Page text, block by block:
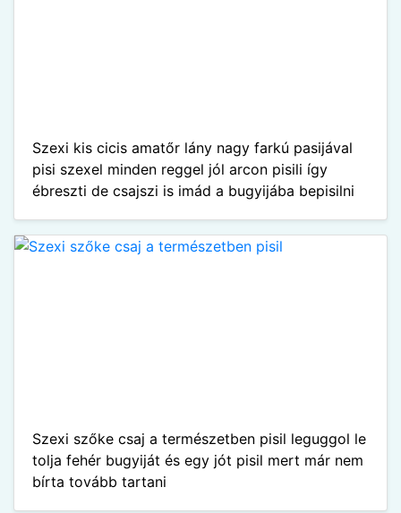
Szexi kis cicis amatőr lány nagy farkú pasijával
pisi szexel minden reggel jól arcon pisili így
ébreszti de csajszi is imád a bugyijába bepisilni
Szexi szőke csaj a természetben pisil leguggol le
tolja fehér bugyiját és egy jót pisil mert már nem
bírta tovább tartani